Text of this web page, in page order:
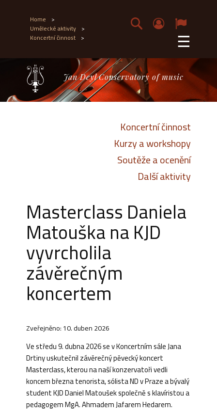
Home >
Umělecké aktivity >
Koncertní činnost > ☰
Jan Deyl Conservatory of music
Koncertní činnost
Kurzy a workshopy
Soutěže a ocenění
Další aktivity
Masterclass Daniela
Matouška na KJD
vyvrcholila
závěrečným
koncertem
Zveřejněno: 10. duben 2026
Ve středu 9. dubna 2026 se v Koncertním sále Jana
Drtiny uskutečnil závěrečný pěvecký koncert
Masterclass, kterou na naší konzervatoři vedli
koncem března tenorista, sólista ND v Praze a bývalý
student KJD Daniel Matoušek společně s klavíristou a
pedagogem MgA. Ahmadem Jafarem Hedarem.